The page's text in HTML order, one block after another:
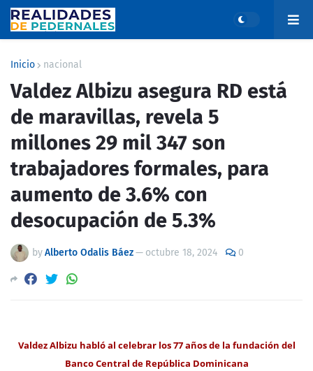
Inicio nacional
Valdez Albizu asegura RD está
de maravillas, revela 5
millones 29 mil 347 son
trabajadores formales, para
aumento de 3.6% con
desocupación de 5.3%
byAlberto Odalis Báez— octubre 18, 2024 0
Valdez Albizu habló al celebrar los 77 años de la fundación del
Banco Central de República Dominicana